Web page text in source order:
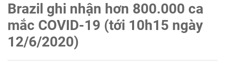
Brazil ghi nhận hơn 800.000 ca
mắc COVID-19 (tới 10h15 ngày
12/6/2020)